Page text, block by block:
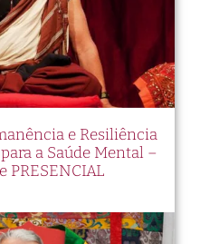
e Resiliência
a Saúde Mental –
PRESENCIAL